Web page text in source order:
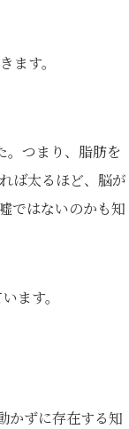
ます。
。つまり、脂肪を
ば太るほど、脳が
ではないのかも知
ます。
ずに存在する知